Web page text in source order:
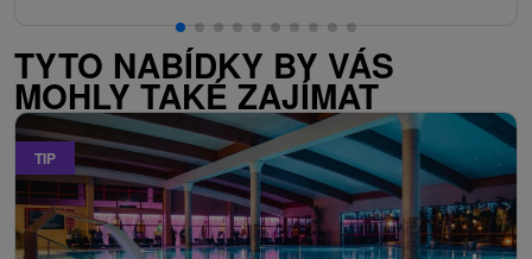
TYTO NABÍDKY BY VÁS
MOHLY TAKÉ ZAJÍMAT
TIP